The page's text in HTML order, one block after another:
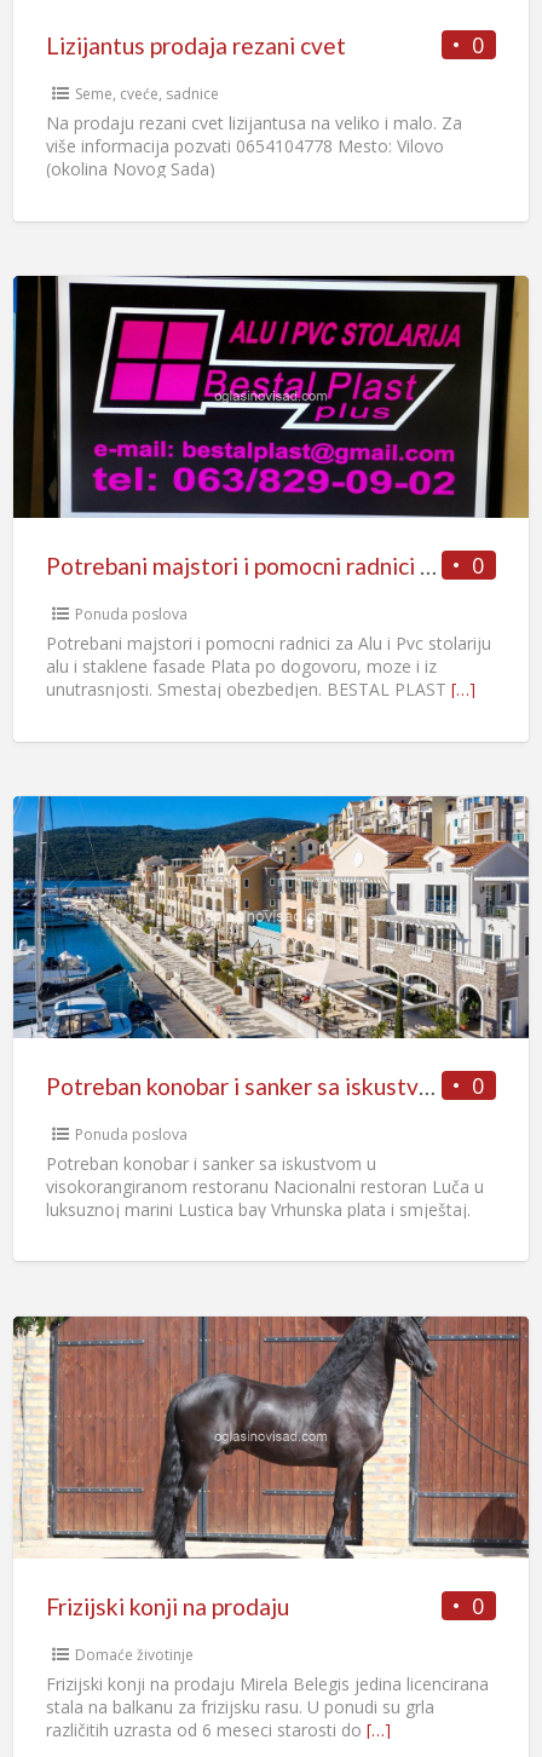
0
Lizijantus prodaja rezani cvet
Seme, cveće, sadnice
Na prodaju rezani cvet lizijantusa na veliko i malo. Za
više informacija pozvati 0654104778 Mesto: Vilovo
(okolina Novog Sada)
0
Potrebani majstori i pomocni radnici za Alu i Pvc stolariju alu i staklene fasade
Ponuda poslova
Potrebani majstori i pomocni radnici za Alu i Pvc stolariju
alu i staklene fasade Plata po dogovoru, moze i iz
unutrasnjosti. Smestaj obezbedjen. BESTAL PLAST […]
0
Potreban konobar i sanker sa iskustvom u visokorangiranom restoranu
Ponuda poslova
Potreban konobar i sanker sa iskustvom u
visokorangiranom restoranu Nacionalni restoran Luča u
luksuznoj marini Lustica bay Vrhunska plata i smještaj.
0
Frizijski konji na prodaju
Domaće životinje
Frizijski konji na prodaju Mirela Belegis jedina licencirana
stala na balkanu za frizijsku rasu. U ponudi su grla
različitih uzrasta od 6 meseci starosti do […]